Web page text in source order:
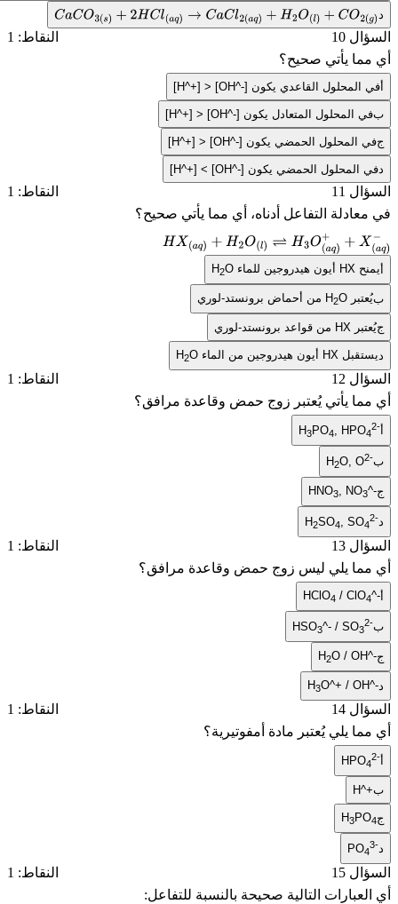
CaCO3( s)+2HCl(aq )→CaCl2(aq)+H 2O(l)+CO2 (g)
10
النقاط: 1
يأتي صحيح؟
القاعدي يكون [H^+] > [OH^-]
المحلول المتعادل يكون [H^+] > [OH^-]
المحلول الحمضي يكون [H^+] > [OH^-]
المحلول الحمضي يكون [H^+] < [OH^-]
11
النقاط: 1
التفاعل أدناه، أي مما يأتي صحيح؟
HX( aq)+H2O(l) ⇌H3O(aq )+ +X(aq
HXأيون هيدروجين للماء H2O
H2O من أحماض برونستد-لوري
HXمن قواعد برونستد-لوري
HXأيون هيدروجين من الماء H2 O
12
النقاط: 1
يأتي يُعتبر زوج حمض وقاعدة مرافق؟
H 3PO4, HPO
H2O, O
HNO3, NO
H 2SO4, SO
13
النقاط: 1
يلي ليس زوج حمض وقاعدة مرافق؟
HClO4/ ClO
HSO3^- / SO
H2O /
H3 O^+ /
14
النقاط: 1
يلي يُعتبر مادة أمفوتيرية؟
HPO
H3
PO
15
النقاط: 1
التالية صحيحة بالنسبة للتفاعل: